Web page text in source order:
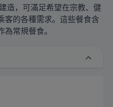
造，可滿足希望在宗教、健
客的各種需求。這些餐食含
常規餐食。